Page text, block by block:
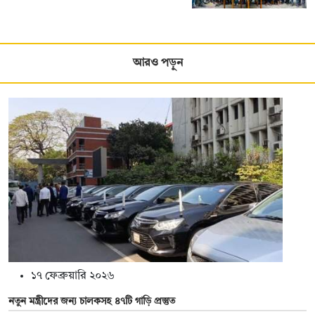
আরও পড়ুন
১৭ ফেব্রুয়ারি ২০২৬
নতুন মন্ত্রীদের জন্য চালকসহ ৪৭টি গাড়ি প্রস্তুত